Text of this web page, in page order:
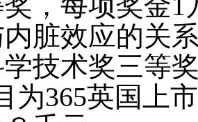
脏效应的关
技术奖三等
为365英国上